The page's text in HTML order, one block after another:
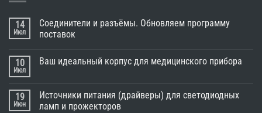
14
Июл
Соединители и разъёмы. Обновляем программу
поставок
10
Июл
Ваш идеальный корпус для медицинского прибора
19
Июн
Источники питания (драйверы) для светодиодных
ламп и прожекторов